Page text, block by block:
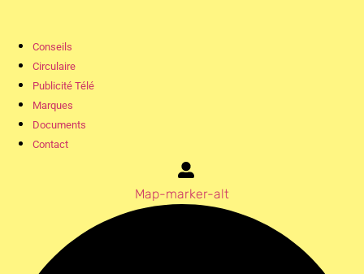
Conseils
Circulaire
Publicité Télé
Marques
Documents
Contact
Map-marker-alt